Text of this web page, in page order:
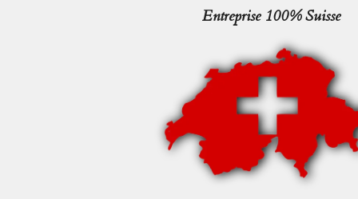
Entreprise 100% Suisse